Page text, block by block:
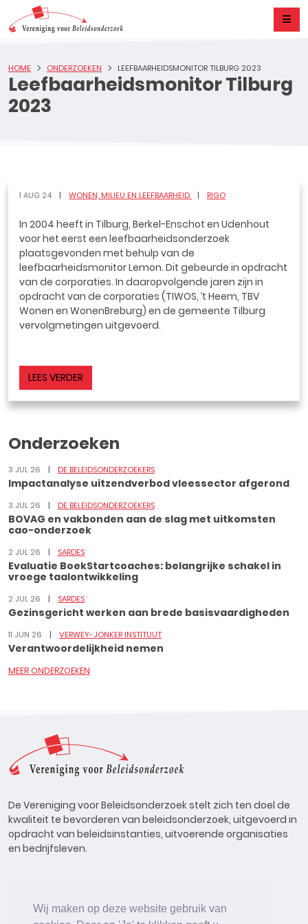
Wij maken op deze website gebruik van
Leefbaarheidsmonitor Tilburg
2023
HOME ONDERZOEKEN LEEFBAARHEIDSMONITOR TILBURG 2023
1 AUG 24 WONEN, MILIEU EN LEEFBAARHEID RIGO
In 2004 heeft in Tilburg, Berkel-Enschot en Udenhout
voor het eerst een leefbaarheidsonderzoek
plaatsgevonden met behulp van de
leefbaarheidsmonitor Lemon. Dit gebeurde in opdracht
van de corporaties. In daaropvolgende jaren zijn in
opdracht van de corporaties (TIWOS, ’t Heem, TBV
Wonen en WonenBreburg) en de gemeente Tilburg
vervolgmetingen uitgevoerd.
LEES VERDER
Onderzoeken
3 JUL 26 DE BELEIDSONDERZOEKERS
Impactanalyse uitzendverbod vleessector afgerond
3 JUL 26 DE BELEIDSONDERZOEKERS
BOVAG en vakbonden aan de slag met uitkomsten
cao-onderzoek
2 JUL 26 SARDES
Evaluatie BoekStartcoaches: belangrijke schakel in
vroege taalontwikkeling
2 JUL 26 SARDES
Gezinsgericht werken aan brede basisvaardigheden
11 JUN 26 VERWEY-JONKER INSTITUUT
Verantwoordelijkheid nemen
MEER ONDERZOEKEN
De Vereniging voor Beleidsonderzoek stelt zich ten doel de
kwaliteit te bevorderen van beleidsonderzoek, uitgevoerd in
opdracht van beleidsinstanties, uitvoerende organisaties
en bedrijfsleven.